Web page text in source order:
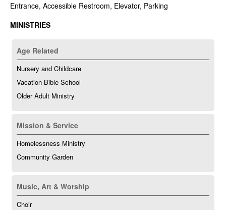
Entrance, Accessible Restroom, Elevator, Parking
MINISTRIES
Age Related
Nursery and Childcare
Vacation Bible School
Older Adult Ministry
Mission & Service
Homelessness Ministry
Community Garden
Music, Art & Worship
Choir